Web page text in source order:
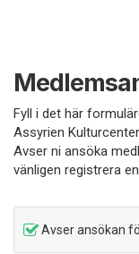
Fyll i det här
Assyrien
Avser ni ansöka
vänligen registrera
Avser ansökan